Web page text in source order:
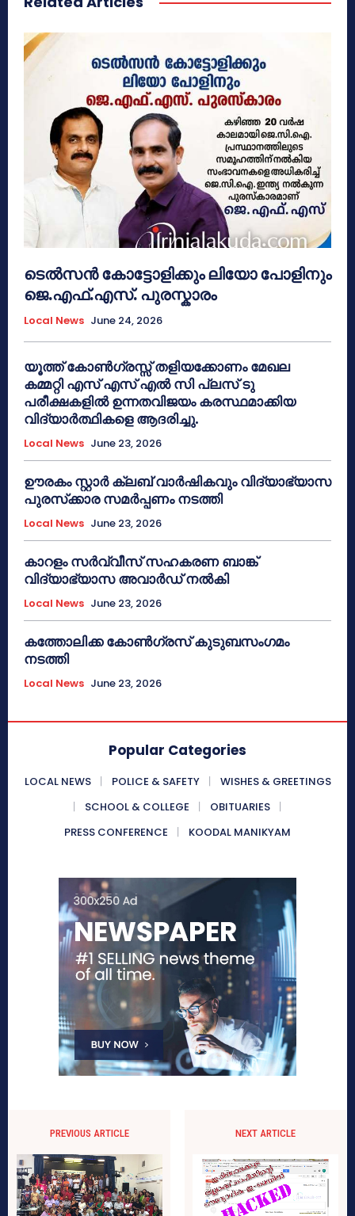
ടെൽസൻ കോട്ടോളിക്കും ലിയോ പോളിനും
ജെ.എഫ്.എസ്. പുരസ്കാരം
Local News June 24, 2026
യൂത്ത് കോൺഗ്രസ്സ് തളിയക്കോണം മേഖല
കമ്മറ്റി എസ് എസ് എൽ സി പ്ലസ് ടു
പരീക്ഷകളിൽ ഉന്നതവിജയം കരസ്ഥമാക്കിയ
വിദ്യാർത്ഥികളെ ആദരിച്ചു.
Local News June 23, 2026
ഊരകം സ്റ്റാർ ക്ലബ് വാർഷികവും വിദ്യാഭ്യാസ
പുരസ്‌ക്കാര സമർപ്പണം നടത്തി
Local News June 23, 2026
കാറളം സർവ്വീസ് സഹകരണ ബാങ്ക്
വിദ്യാഭ്യാസ അവാർഡ് നൽകി
Local News June 23, 2026
കത്തോലിക്ക കോൺഗ്രസ് കുടുബസംഗമം
നടത്തി
Local News June 23, 2026
Popular Categories
LOCAL NEWS POLICE & SAFETY
WISHES & GREETINGS
SCHOOL & COLLEGE
OBITUARIES
PRESS CONFERENCE
KOODAL MANIKYAM
PREVIOUS ARTICLE NEXT ARTICLE